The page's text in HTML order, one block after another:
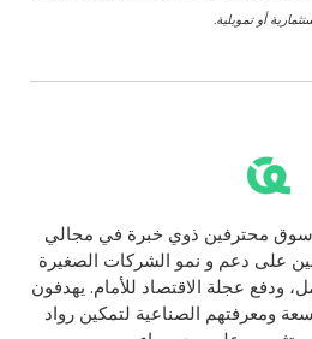
أو تمويلية.
سوق محترفين ذوي خبرة في مجالي
على دعم و نمو الشركات الصغيرة
عجلة الاقتصاد للأمام. يهدفون
ومعرفتهم الصناعية لتمكين رواد